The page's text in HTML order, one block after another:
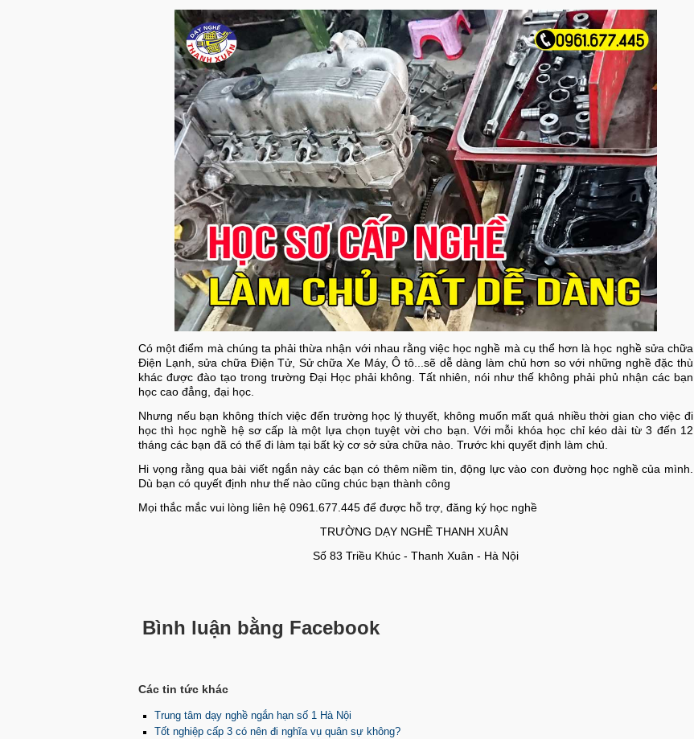
Có một điểm mà chúng ta phải thừa nhận với nhau rằng việc học nghề mà cụ thể hơn là học nghề sửa chữa
Điện Lạnh, sửa chữa Điện Tử, Sử chữa Xe Máy, Ô tô...sẽ dễ dàng làm chủ hơn so với những nghề đặc thù
khác được đào tạo trong trường Đại Học phải không. Tất nhiên, nói như thế không phải phủ nhận các bạn
học cao đẳng, đại học.
Nhưng nếu bạn không thích việc đến trường học lý thuyết, không muốn mất quá nhiều thời gian cho việc đi
học thì học nghề hệ sơ cấp là một lựa chọn tuyệt vời cho bạn. Với mỗi khóa học chỉ kéo dài từ 3 đến 12
tháng các bạn đã có thể đi làm tại bất kỳ cơ sở sửa chữa nào. Trước khi quyết định làm chủ.
Hi vọng rằng qua bài viết ngắn này các bạn có thêm niềm tin, động lực vào con đường học nghề của mình.
Dù bạn có quyết định như thế nào cũng chúc bạn thành công
Mọi thắc mắc vui lòng liên hệ 0961.677.445 để được hỗ trợ, đăng ký học nghề
TRƯỜNG DẠY NGHỀ THANH XUÂN
Số 83 Triều Khúc - Thanh Xuân - Hà Nội
Bình luận bằng Facebook
Các tin tức khác
Trung tâm dạy nghề ngắn hạn số 1 Hà Nội
Tốt nghiệp cấp 3 có nên đi nghĩa vụ quân sự không?